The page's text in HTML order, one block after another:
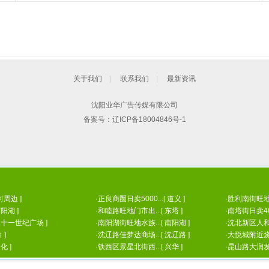
关于我们 联系我们 最新资讯
沈阳业华广告传媒有限公司
备案号： 辽ICP备18004846号-1
周边 ] ·正良商圈日卖5000...[ 道义 ] ·胜利南街旺
湖 ]
·和睦路旺地门市出...[ 东塔 ] ·南塔街日卖
一世纪广场 ]
·南阳湖街旺地水族...[ 南阳湖 ] ·沈北新区人
]
·沈辽路佳梦达商场...[ 沈辽路 ] ·大悦城附近
]
·铁西区景星北街西...[ 兴华 ] ·昆山路大润